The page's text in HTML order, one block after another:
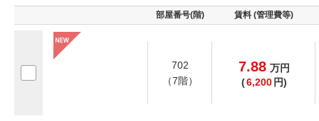
部屋番号(階) 賃料 (管理費等)
702
（7階）
7.88 万円
(6,200 円)